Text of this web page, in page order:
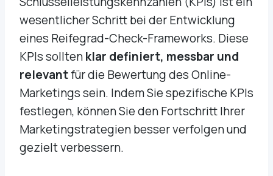
wesentlicher Schritt bei der Entwicklung
eines Reifegrad-Check-Frameworks. Diese
KPIs solltenklar definiert, messbar und
relevantfür die Bewertung des Online-
Marketings sein. Indem Sie spezifische KPIs
festlegen, können Sie den Fortschritt Ihrer
Marketingstrategien besser verfolgen und
gezielt verbessern.